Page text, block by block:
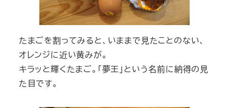
たまごを割ってみると、いままで見たことのない、
オレンジに近い黄みが。
キラッと輝くたまご。「夢王」という名前に納得の見
た目です。